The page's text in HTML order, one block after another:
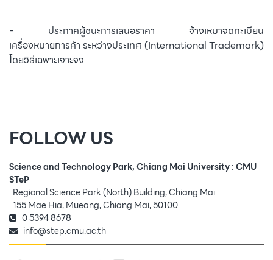
- ประกาศผู้ชนะการเสนอราคา จ้างเหมาจดทะเบียน
เครื่องหมายการค้า ระหว่างประเทศ (International Trademark)
โดยวิธีเฉพาะเจาะจง
FOLLOW US
Science and Technology Park, Chiang Mai University : CMU
STeP
Regional Science Park (North) Building, Chiang Mai
155 Mae Hia, Mueang, Chiang Mai, 50100
0 5394 8678
info@step.cmu.ac.th